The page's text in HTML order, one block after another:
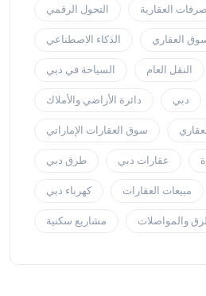
التحول الرقمي العقارية
الذكاء الاصطناعي العقاري
السياحة في دبي النقل العام
دائرة الأراضي والأملاك دبي
سوق العقارات الإماراتي
طرق دبي عقارات دبي
كهرباء دبي مبيعات العقارات
مشاريع سكنية والمواصلات